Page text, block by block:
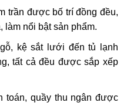
trần được bố trí đồng đều,
làm nổi bật sản phẩm.
kệ sắt lưới đến tủ lạnh
tất cả đều được sắp xếp
toán, quầy thu ngân được